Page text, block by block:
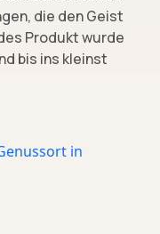
die den Geist
Produkt wurde
bis ins kleinst